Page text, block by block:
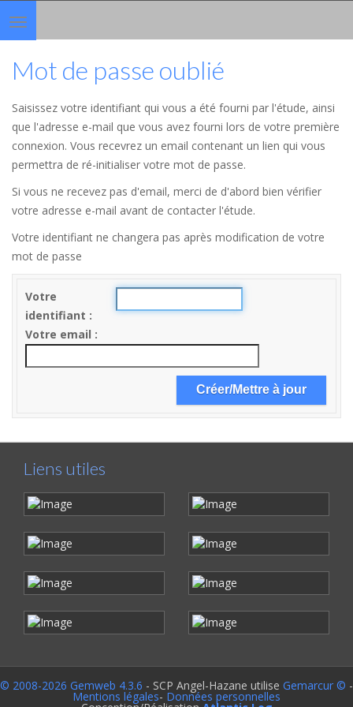
Toggle
navigation
Mot de passe oublié
Saisissez votre identifiant qui vous a été fourni par l'étude, ainsi
que l'adresse e-mail que vous avez fourni lors de votre première
connexion. Vous recevrez un email contenant un lien qui vous
permettra de ré-initialiser votre mot de passe.
Si vous ne recevez pas d'email, merci de d'abord bien vérifier
votre adresse e-mail avant de contacter l'étude.
Votre identifiant ne changera pas après modification de votre
mot de passe
Votre
identifiant
Votre email
Liens utiles
© 2008-2026 Gemweb 4.3.6 - SCP Angel-Hazane utilise Gemarcur © -
Mentions légales- Données personnelles